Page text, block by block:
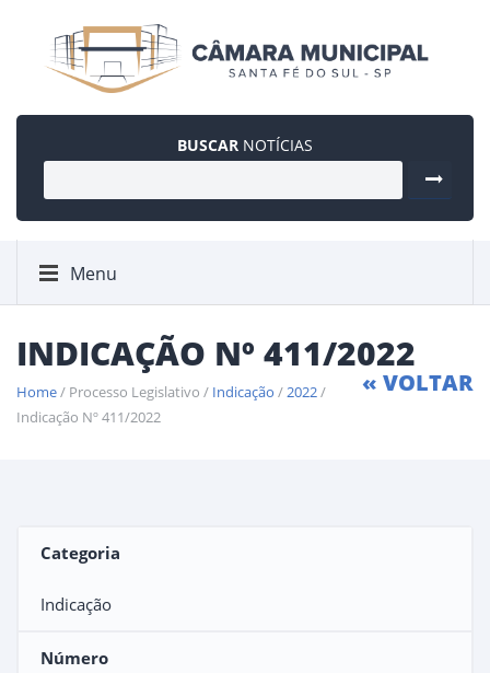
BUSCAR NOTÍCIAS
Menu
INDICAÇÃO Nº 411/2022
« VOLTAR
Home/ Processo Legislativo / Indicação /2022/
Indicação Nº 411/2022
Categoria
Indicação
Número